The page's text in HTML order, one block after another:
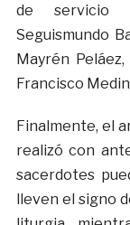
de servicio
Seguismundo
Mayrén
Francisco
Finalmente, el
realizó con
sacerdotes
lleven el signo